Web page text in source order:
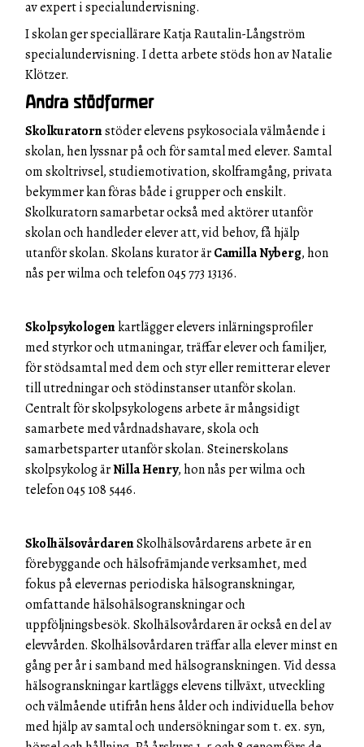
av expert i specialundervisning.
I skolan ger speciallärare Katja Rautalin-Långström
specialundervisning. I detta arbete stöds hon av Natalie
Klötzer.
Andra stödformer
Skolkuratornstöder elevens psykosociala välmående i
skolan, hen lyssnar på och för samtal med elever. Samtal
om skoltrivsel, studiemotivation, skolframgång, privata
bekymmer kan föras både i grupper och enskilt.
Skolkuratorn samarbetar också med aktörer utanför
skolan och handleder elever att, vid behov, få hjälp
utanför skolan. Skolans kurator ärCamilla Nyberg, hon
nås per wilma och telefon 045 773 13136.
Skolpsykologenkartlägger elevers inlärningsprofiler
med styrkor och utmaningar, träffar elever och familjer,
för stödsamtal med dem och styr eller remitterar elever
till utredningar och stödinstanser utanför skolan.
Centralt för skolpsykologens arbete är mångsidigt
samarbete med vårdnadshavare, skola och
samarbetsparter utanför skolan. Steinerskolans
skolpsykolog ärNilla Henry, hon nås per wilma och
telefon 045 108 5446.
SkolhälsovårdarenSkolhälsovårdarens arbete är en
förebyggande och hälsofrämjande verksamhet, med
fokus på elevernas periodiska hälsogranskningar,
omfattande hälsohälsogranskningar och
uppföljningsbesök. Skolhälsovårdaren är också en del av
elevvården. Skolhälsovårdaren träffar alla elever minst en
gång per år i samband med hälsogranskningen. Vid dessa
hälsogranskningar kartläggs elevens tillväxt, utveckling
och välmående utifrån hens ålder och individuella behov
med hjälp av samtal och undersökningar som t. ex. syn,